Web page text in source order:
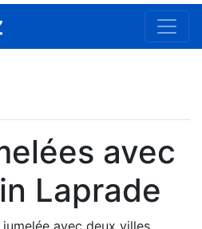
avec
Laprade
avec deux villes.